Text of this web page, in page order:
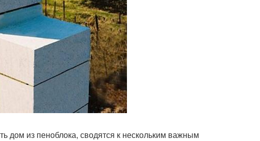
дом из пеноблока, сводятся к нескольким важным